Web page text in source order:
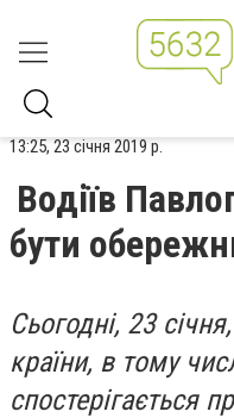
13:25, 23 січня 2019 р.
Водіїв
бути
Сьогодні, 23
країни, в тому
спостерігається